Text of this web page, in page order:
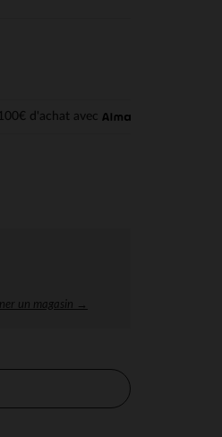
d'achat avec
un magasin →